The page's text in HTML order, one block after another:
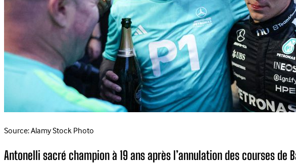
Source: Alamy Stock Photo
Antonelli sacré champion à 19 ans après l’annulation des courses de